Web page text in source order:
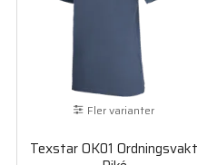
Fler varianter
Texstar OK01 Ordningsvakt